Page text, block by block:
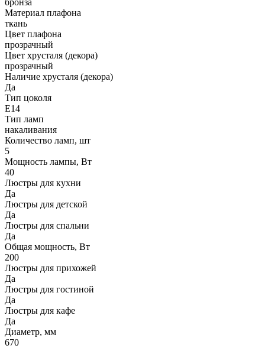
Материал плафона
ткань
Цвет плафона
прозрачный
Цвет хрусталя (декора)
прозрачный
Наличие хрусталя (декора)
Да
Тип цоколя
Е14
Тип ламп
накаливания
Количество ламп, шт
5
Мощность лампы, Вт
40
Люстры для кухни
Да
Люстры для детской
Да
Люстры для спальни
Да
Общая мощность, Вт
200
Люстры для прихожей
Да
Люстры для гостиной
Да
Люстры для кафе
Да
Диаметр, мм
670